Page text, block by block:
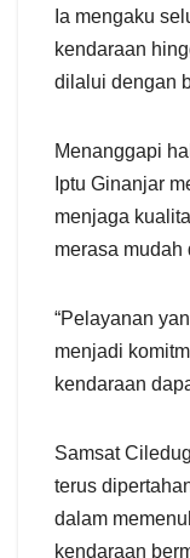
Ia mengaku
kendaraan
dilalui dengan
Menanggapi
Iptu Ginanjar
menjaga
merasa mudah
“Pelayanan
menjadi
kendaraan
Samsat
terus
dalam
kendaraan